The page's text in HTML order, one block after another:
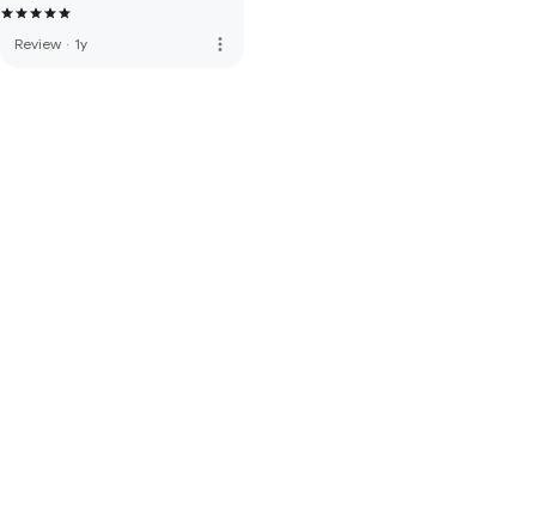
Review · 1y more_vert